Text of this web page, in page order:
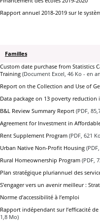
Rapport annuel 2018-2019 sur le
Familles
Custom date purchase from Statistics
Training (Document Excel, 46 Ko - en
Report on the Collection and Use of
Data package on 13 poverty reduction
B&L Review Summary Report (PDF,
Agreement for Investment in
Rent Supplement Program (PDF, 621
Urban Native Non-Profit Housing
Rural Homeownership Program (PDF,
Plan stratégique pluriannuel des
S’engager vers un avenir meilleur :
Norme d’accessibilité à l’emploi
Rapport indépendant sur l’efficacité
1,8 Mo)